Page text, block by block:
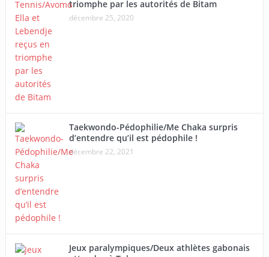
triomphe par les autorités de Bitam
décembre 25, 2020
Taekwondo-Pédophilie/Me Chaka surpris
d’entendre qu’il est pédophile !
décembre 22, 2021
Jeux paralympiques/Deux athlètes gabonais